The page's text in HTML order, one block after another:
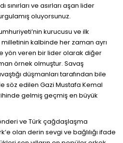
sınırları ve asırları aşan lider
oluyorsunuz.
kurucusu ve ilk
kalbinde her zaman ayrı
yön veren bir lider olarak diğer
örnek olmuştur. Savaş
düşmanları tarafından bile
söz edilen Gazi Mustafa Kemal
gelmiş geçmiş en büyük
önderi ve Türk çağdaşlaşma
olan derin sevgi ve bağlılığı ifade